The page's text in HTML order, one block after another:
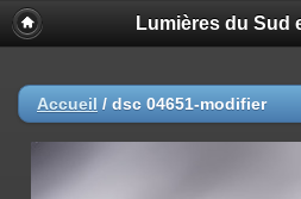
Lumières du Sud
Accueil / dsc 04651-modifier